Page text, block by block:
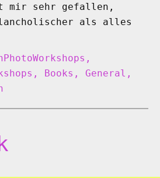
mir sehr gefallen,
als alles
Books, General,